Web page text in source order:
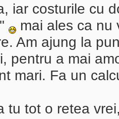
iar costurile cu
mai ales ca nu
Am ajung la
pentru a mai
mari. Fa un
tu tot o retea